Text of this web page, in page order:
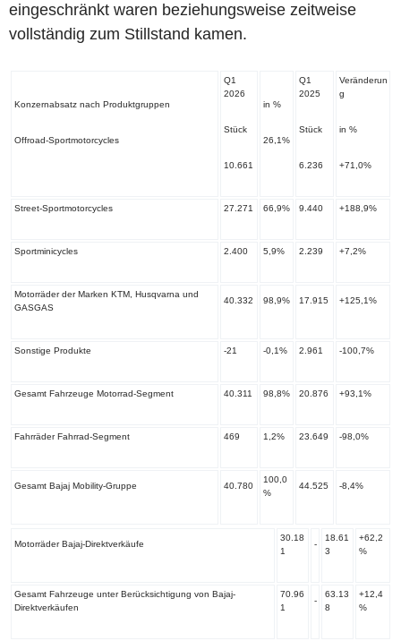
eingeschränkt waren beziehungsweise zeitweise
vollständig zum Stillstand kamen.
Konzernabsatz nach Produktgruppen
Offroad-Sportmotorcycles
Q1
2026
Stück
10.661
in %
26,1%
Q1
2025
Stück
6.236
Veränderun
g
in %
+71,0%
Street-Sportmotorcycles 27.271 66,9% 9.440 +188,9%
Sportminicycles 2.400 5,9% 2.239 +7,2%
Motorräder der Marken KTM, Husqvarna und
GASGAS
40.332 98,9% 17.915 +125,1%
Sonstige Produkte -21 -0,1% 2.961 -100,7%
Gesamt Fahrzeuge Motorrad-Segment 40.311 98,8% 20.876 +93,1%
Fahrräder Fahrrad-Segment 469 1,2% 23.649 -98,0%
Gesamt Bajaj Mobility-Gruppe 40.780
100,0
%
44.525 -8,4%
Motorräder Bajaj-Direktverkäufe
30.18
1
-
18.61
3
+62,2
%
Gesamt Fahrzeuge unter Berücksichtigung von Bajaj-
Direktverkäufen
70.96
1
-
63.13
8
+12,4
%